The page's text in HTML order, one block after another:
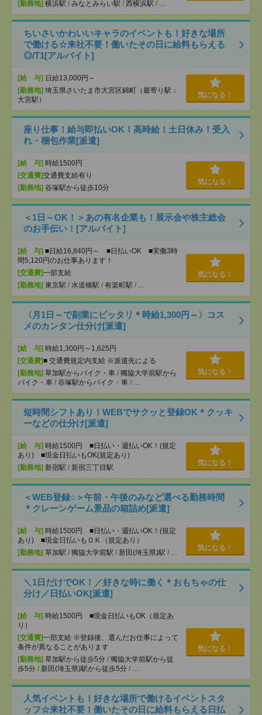
[勤務地] 横浜駅 / みなとみらい駅 / 西横浜駅 / …
ちいさいかわいいキャラのイベントも！好きな場所
で働ける☆来社不要！働いたその日に給料もらえる
◎/T1[アルバイト]
[給 与] 日給13,000円～
[勤務地] 埼玉県さいたま市大宮区錦町（最寄り駅：
大宮駅）
気になる！
座り仕事！給与即払いOK！高時給！土日休み！受入
れ・梱包作業[派遣]
[給 与] 時給1500円
[交通費]交通費支給有り
[勤務地] 谷塚駅から徒歩10分
気になる！
＜1日～OK！＞あの有名企業も！展示会や株主総会
のお手伝い！[アルバイト]
[給 与] ■日給16,840円～ ■日払いOK ■実働3時
間5,120円のお仕事あります！
[交通費]一部支給
[勤務地] 東京駅 / 水道橋駅 / 有楽町駅 / …
気になる！
〈月1日～で副業にピッタリ＊時給1,300円～〉コス
メのカンタン仕分け[派遣]
[給 与] 時給1,300円～1,625円
[交通費]■ 交通費規定内支給 ※派遣先による
[勤務地] 草加駅からバイク・車 / 獨協大学前駅から
バイク・車 / 谷塚駅からバイク・車 / …
気になる！
短時間シフトあり！WEBでサクッと登録OK＊クッキ
ーなどの仕分け[派遣]
[給 与] 時給1500円 ■日払い・週払いOK！(規定
あり) ■現金日払いもOK(規定あり)
[勤務地] 新宿駅 / 新宿三丁目駅
気になる！
＜WEB登録○＞午前・午後のみなど選べる勤務時間
＊クレーンゲーム景品の箱詰め[派遣]
[給 与] 時給1500円 ■日払い・週払いOK！(規定
あり) ■現金日払いもＯＫ（規定あり）
[勤務地] 草加駅 / 獨協大学前駅 / 新田(埼玉県)駅 / …
気になる！
＼1日だけでOK！／好きな時に働く＊おもちゃの仕
分け／日払いOK[派遣]
[給 与] 時給1500円 ■現金日払いもOK（規定あ
り）
[交通費]一部支給 ※登録後、選んだお仕事によって
条件が異なることがあります
[勤務地] 草加駅から徒歩5分 / 獨協大学前駅から徒
歩5分 / 新田(埼玉県)駅から徒歩5分 / …
気になる！
人気イベントも！好きな場所で働けるイベントスタ
ッフ☆来社不要！働いたその日に給料もらえる日払